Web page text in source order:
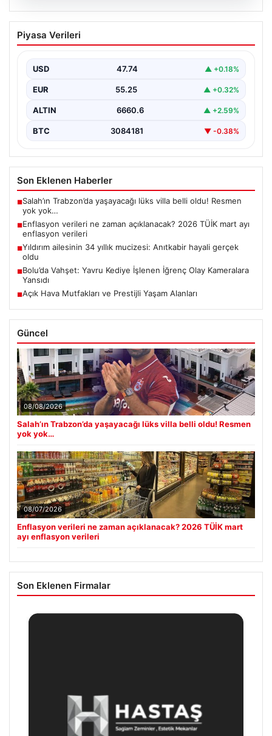
07.08.2026
Enflasyon verileri ne zaman
açıklanacak? 2026 TÜİK mart ayı
Piyasa Verileri
USD 47.74 ▲ +0.18%
EUR 55.25 ▲ +0.32%
ALTIN 6660.6 ▲ +2.59%
BTC 3084181 ▼ -0.38%
Son Eklenen Haberler
■Salah’ın Trabzon’da yaşayacağı lüks villa belli oldu! Resmen
yok yok…
■Enflasyon verileri ne zaman açıklanacak? 2026 TÜİK mart ayı
enflasyon verileri
■Yıldırım ailesinin 34 yıllık mucizesi: Anıtkabir hayali gerçek
oldu
■Bolu’da Vahşet: Yavru Kediye İşlenen İğrenç Olay Kameralara
Yansıdı
■Açık Hava Mutfakları ve Prestijli Yaşam Alanları
Güncel
08/08/2026
Salah’ın Trabzon’da yaşayacağı lüks villa belli oldu! Resmen
yok yok…
08/07/2026
Enflasyon verileri ne zaman açıklanacak? 2026 TÜİK mart
ayı enflasyon verileri
Son Eklenen Firmalar